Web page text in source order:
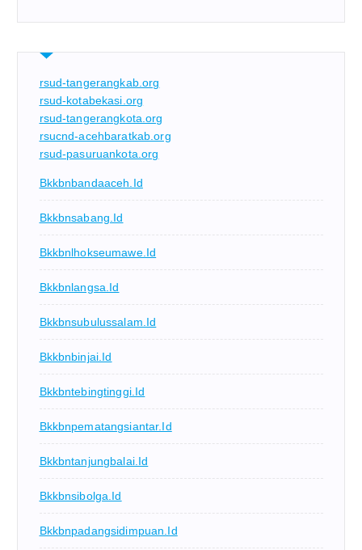
rsud-tangerangkab.org
rsud-kotabekasi.org
rsud-tangerangkota.org
rsucnd-acehbaratkab.org
rsud-pasuruankota.org
Bkkbnbandaaceh.id
Bkkbnsabang.id
Bkkbnlhokseumawe.id
Bkkbnlangsa.id
Bkkbnsubulussalam.id
Bkkbnbinjai.id
Bkkbntebingtinggi.id
Bkkbnpematangsiantar.id
Bkkbntanjungbalai.id
Bkkbnsibolga.id
Bkkbnpadangsidimpuan.id